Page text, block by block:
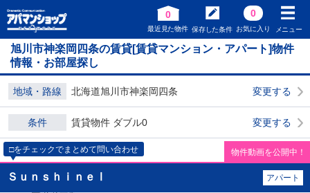
0
最近見た物件 保存した条件
0
お気に入り メニュー
旭川市神楽岡四条の賃貸[賃貸マンション・アパート]物件
情報・お部屋探し
地域・路線 北海道旭川市神楽岡四条 変更する
条件 賃貸物件 ダブル0 変更する
□をチェックでまとめて問い合わせ 物件動画を公開中！
ＳｕｎｓｈｉｎｅⅠ アパート